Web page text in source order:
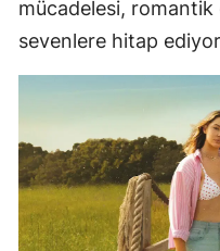
mücadelesi, romantik
sevenlere hitap